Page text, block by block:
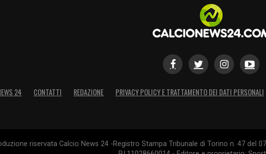
24 CONTATTI REDAZIONE PRIVACY POLICY E TRATTAMENTO DEI DATI PERSONALI
riservata Calcio News 24 -Registro Stampa Tribunale di Torino n. 47 del